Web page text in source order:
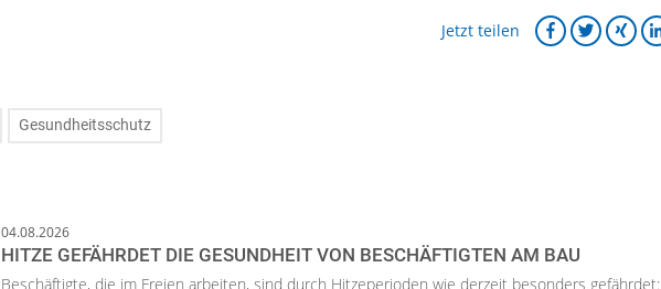
Jetzt teilen
Gesundheitsschutz
04.08.2026
HITZE GEFÄHRDET DIE GESUNDHEIT VON BESCHÄFTIGTEN AM BAU
Beschäftigte, die im Freien arbeiten, sind durch Hitzeperioden wie derzeit besonders gefährdet: